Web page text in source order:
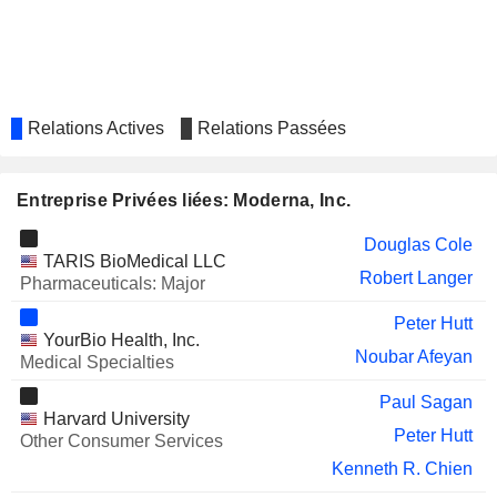
MONOPAR THERAPEUTICS
INC.
Michael Mullette
BEIGENE LTD
Marcello Damiani
INC.
Theo Melas-Kyriazi
MADRIGAL
PHARMACEUTICALS, INC.
STOKE THERAPEUTICS, INC.
Barry Ticho
FOGHORN THERAPEUTICS INC.
Douglas Cole
Relations Actives Relations Passées
Entreprise Privées liées: Moderna, Inc.
TARIS BioMedical LLC
Pharmaceuticals: Major
Douglas Cole
Robert Langer
YourBio Health, Inc.
Medical Specialties
Peter Hutt
Noubar Afeyan
Harvard University
Other Consumer Services
Paul Sagan
Peter Hutt
Kenneth R. Chien